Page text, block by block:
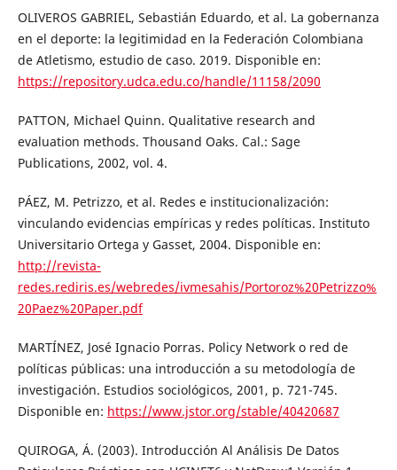
OLIVEROS GABRIEL, Sebastián Eduardo, et al. La gobernanza
en el deporte: la legitimidad en la Federación Colombiana
de Atletismo, estudio de caso. 2019. Disponible en:
https://repository.udca.edu.co/handle/11158/2090
PATTON, Michael Quinn. Qualitative research and
evaluation methods. Thousand Oaks. Cal.: Sage
Publications, 2002, vol. 4.
PÁEZ, M. Petrizzo, et al. Redes e institucionalización:
vinculando evidencias empíricas y redes políticas. Instituto
Universitario Ortega y Gasset, 2004. Disponible en:
http://revista-
redes.rediris.es/webredes/ivmesahis/Portoroz%20Petrizzo%
20Paez%20Paper.pdf
MARTÍNEZ, José Ignacio Porras. Policy Network o red de
políticas públicas: una introducción a su metodología de
investigación. Estudios sociológicos, 2001, p. 721-745.
Disponible en: https://www.jstor.org/stable/40420687
QUIROGA, Á. (2003). Introducción Al Análisis De Datos